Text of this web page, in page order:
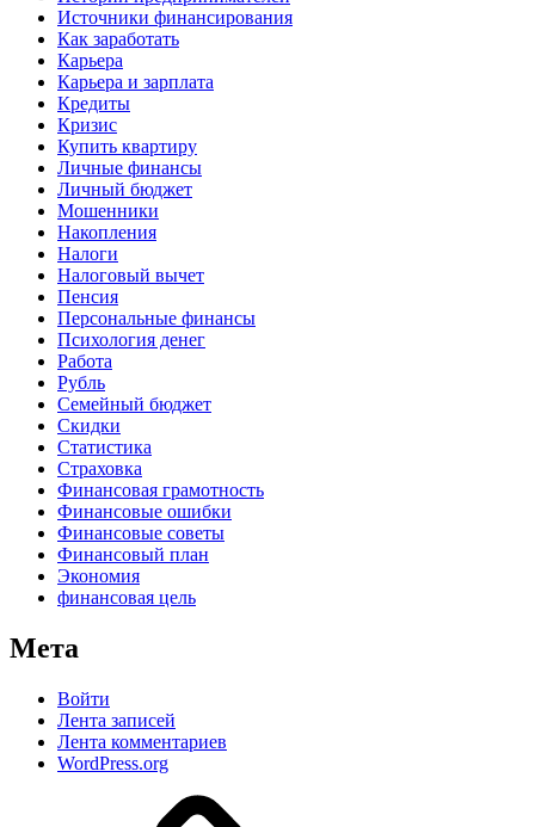
Источники финансирования
Как заработать
Карьера
Карьера и зарплата
Кредиты
Кризис
Купить квартиру
Личные финансы
Личный бюджет
Мошенники
Накопления
Налоги
Налоговый вычет
Пенсия
Персональные финансы
Психология денег
Работа
Рубль
Семейный бюджет
Скидки
Статистика
Страховка
Финансовая грамотность
Финансовые ошибки
Финансовые советы
Финансовый план
Экономия
финансовая цель
Мета
Войти
Лента записей
Лента комментариев
WordPress.org